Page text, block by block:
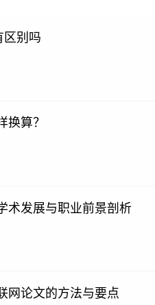
区别吗
换算？
术发展与职业前景剖析
网论文的方法与要点